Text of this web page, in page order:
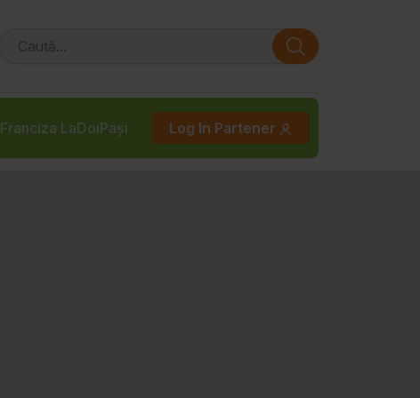
Franciza LaDoiPași Log In Partener